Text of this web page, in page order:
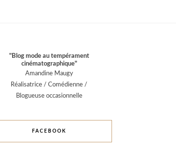
"Blog mode au tempérament
cinématographique"
Amandine Maugy
Réalisatrice / Comédienne /
Blogueuse occasionnelle
FACEBOOK